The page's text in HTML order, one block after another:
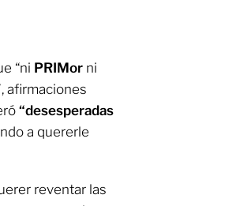
“ni PRIMor ni
afirmaciones
“desesperadas
a quererle
reventar las